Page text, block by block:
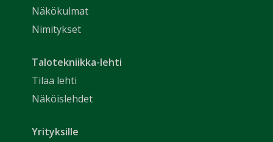
Näkökulmat
Nimitykset
Talotekniikka-lehti
Tilaa lehti
Näköislehdet
Yrityksille